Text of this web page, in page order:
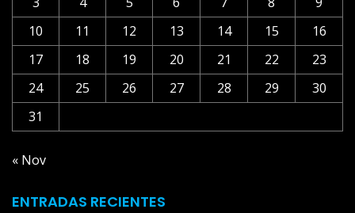
10
11 12 13 14 15
16
17
18 19 20 21 22
23
24
25 26 27 28 29
30
31
« Nov
ENTRADAS RECIENTES